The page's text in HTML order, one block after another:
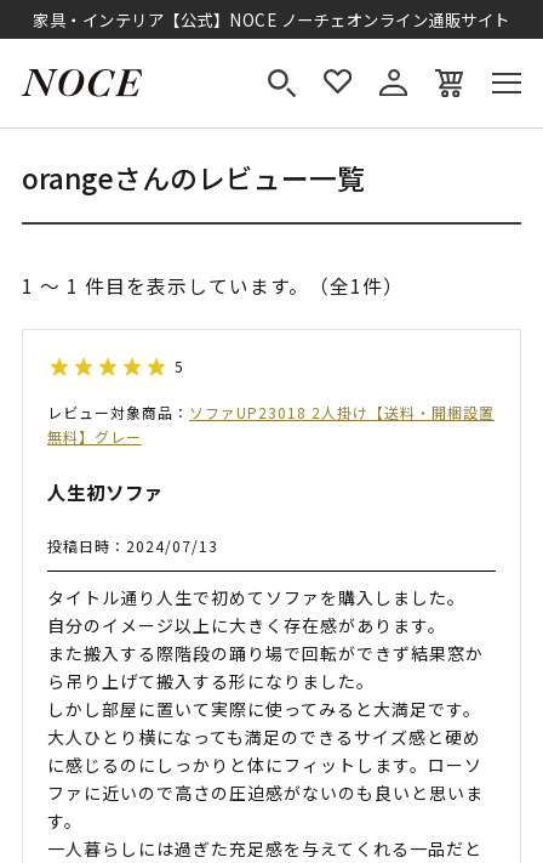
家具・インテリア【公式】NOCE ノーチェオンライン通販サイト
orangeさんのレビュー一覧
1 ～ 1 件目を表示しています。（全1件）
5
レビュー対象商品： ソファUP23018 2人掛け【送料・開梱設置
無料】グレー
人生初ソファ
投稿日時：2024/07/13
タイトル通り人生で初めてソファを購入しました。
自分のイメージ以上に大きく存在感があります。
また搬入する際階段の踊り場で回転ができず結果窓か
ら吊り上げて搬入する形になりました。
しかし部屋に置いて実際に使ってみると大満足です。
大人ひとり横になっても満足のできるサイズ感と硬め
に感じるのにしっかりと体にフィットします。ローソ
ファに近いので高さの圧迫感がないのも良いと思いま
す。
一人暮らしには過ぎた充足感を与えてくれる一品だと